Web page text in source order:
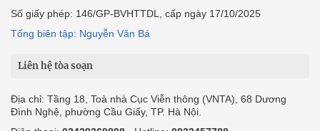
Số giấy phép: 146/GP-BVHTTDL, cấp ngày 17/10/2025
Tổng biên tập: Nguyễn Văn Bá
Liên hệ tòa soạn
Địa chỉ: Tầng 18, Toà nhà Cục Viễn thông (VNTA), 68 Dương
Đình Nghệ, phường Cầu Giấy, TP. Hà Nội.